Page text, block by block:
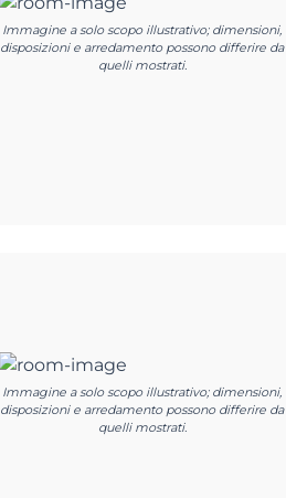
Immagine a solo scopo illustrativo; dimensioni,
disposizioni e arredamento possono differire da
quelli mostrati.
Immagine a solo scopo illustrativo; dimensioni,
disposizioni e arredamento possono differire da
quelli mostrati.